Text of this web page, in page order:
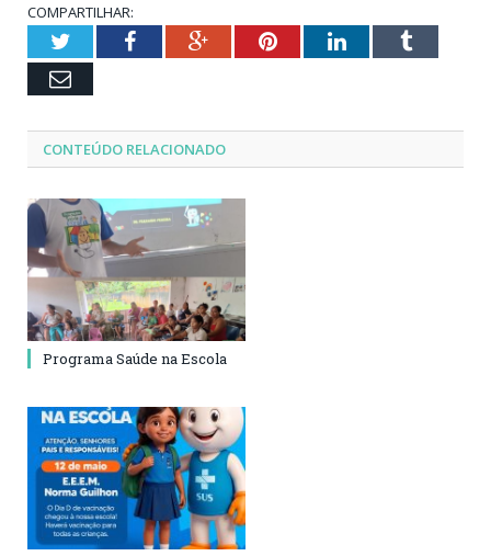
COMPARTILHAR:
TwitterFacebookGoogle+PinterestLinkedInTumblr
Email
CONTEÚDO RELACIONADO
Programa Saúde na Escola